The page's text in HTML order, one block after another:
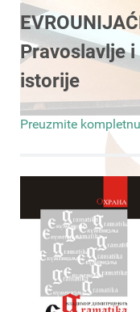
Pravoslavlje
istorije
Preuzmite